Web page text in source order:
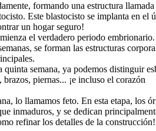
formando una estructura llamada
Este blastocisto se implanta en el
un hogar seguro!
el verdadero periodo embrionario.
se forman las estructuras
quinta semana, ya podemos distinguir
brazos, piernas... ¡e incluso el corazón
lo llamamos feto. En esta etapa, los
inmaduros, y se dedican
refinar los detalles de la construcción!